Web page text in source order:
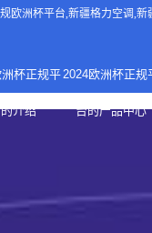
欧洲杯平台,新疆格力空调,新
杯正规平
介绍
正规欧洲
2024欧洲杯正规
台的产品中心
家庭中央空调